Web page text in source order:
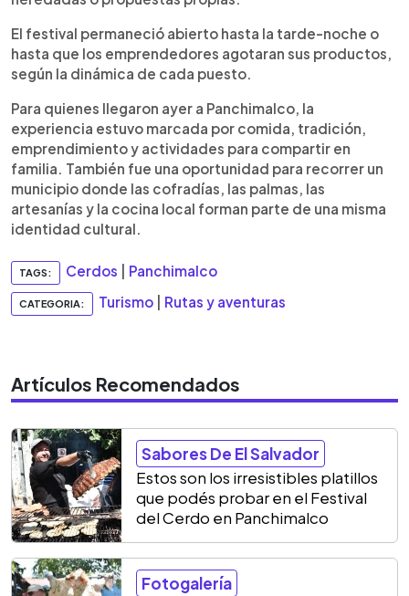
El festival permaneció abierto hasta la tarde-noche o
hasta que los emprendedores agotaran sus productos,
según la dinámica de cada puesto.
Para quienes llegaron ayer a Panchimalco, la
experiencia estuvo marcada por comida, tradición,
emprendimiento y actividades para compartir en
familia. También fue una oportunidad para recorrer un
municipio donde las cofradías, las palmas, las
artesanías y la cocina local forman parte de una misma
identidad cultural.
TAGS: Cerdos Panchimalco
CATEGORIA: Turismo Rutas y aventuras
Artículos Recomendados
Sabores De El Salvador
Estos son los irresistibles platillos
que podés probar en el Festival
del Cerdo en Panchimalco
Fotogalería